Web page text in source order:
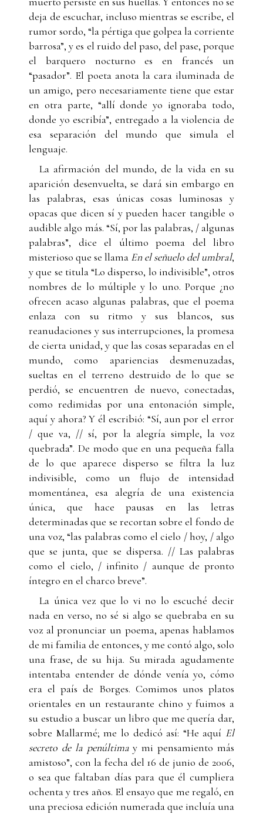
deja de escuchar, incluso mientras se escribe, el
rumor sordo, “la pértiga que golpea la corriente
barrosa”, y es el ruido del paso, del pase, porque
el barquero nocturno es en francés un
“pasador”. El poeta anota la cara iluminada de
un amigo, pero necesariamente tiene que estar
en otra parte, “allí donde yo ignoraba todo,
donde yo escribía”, entregado a la violencia de
esa separación del mundo que simula el
lenguaje.
La afirmación del mundo, de la vida en su
aparición desenvuelta, se dará sin embargo en
las palabras, esas únicas cosas luminosas y
opacas que dicen sí y pueden hacer tangible o
audible algo más. “Sí, por las palabras, / algunas
palabras”, dice el último poema del libro
misterioso que se llama En el señuelo del umbral,
y que se titula “Lo disperso, lo indivisible”, otros
nombres de lo múltiple y lo uno. Porque ¿no
ofrecen acaso algunas palabras, que el poema
enlaza con su ritmo y sus blancos, sus
reanudaciones y sus interrupciones, la promesa
de cierta unidad, y que las cosas separadas en el
mundo, como apariencias desmenuzadas,
sueltas en el terreno destruido de lo que se
perdió, se encuentren de nuevo, conectadas,
como redimidas por una entonación simple,
aquí y ahora? Y él escribió: “Sí, aun por el error
/ que va, // sí, por la alegría simple, la voz
quebrada”. De modo que en una pequeña falla
de lo que aparece disperso se filtra la luz
indivisible, como un flujo de intensidad
momentánea, esa alegría de una existencia
única, que hace pausas en las letras
determinadas que se recortan sobre el fondo de
una voz, “las palabras como el cielo / hoy, / algo
que se junta, que se dispersa. // Las palabras
como el cielo, / infinito / aunque de pronto
íntegro en el charco breve”.
La única vez que lo vi no lo escuché decir
nada en verso, no sé si algo se quebraba en su
voz al pronunciar un poema, apenas hablamos
de mi familia de entonces, y me contó algo, solo
una frase, de su hija. Su mirada agudamente
intentaba entender de dónde venía yo, cómo
era el país de Borges. Comimos unos platos
orientales en un restaurante chino y fuimos a
su estudio a buscar un libro que me quería dar,
sobre Mallarmé; me lo dedicó así: “He aquí El
secreto de la penúltimay mi pensamiento más
amistoso”, con la fecha del 16 de junio de 2006,
o sea que faltaban días para que él cumpliera
ochenta y tres años. El ensayo que me regaló, en
una preciosa edición numerada que incluía una